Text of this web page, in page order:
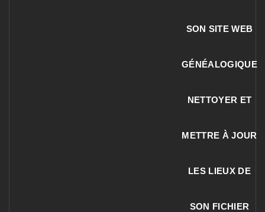
SON SITE WEB
GÉNÉALOGIQUE
NETTOYER ET
METTRE À JOUR
LES LIEUX DE
SON FICHIER